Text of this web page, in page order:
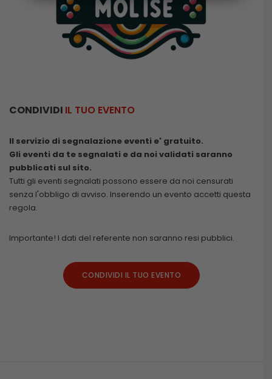
CONDIVIDI IL TUO EVENTO
Il servizio di segnalazione eventi e' gratuito.
Gli eventi da te segnalati e da noi validati saranno
pubblicati sul sito.
Tutti gli eventi segnalati possono essere da noi censurati
senza l'obbligo di avviso. Inserendo un evento accetti questa
regola.
Importante! I dati del referente non saranno resi pubblici.
CONDIVIDI IL TUO EVENTO